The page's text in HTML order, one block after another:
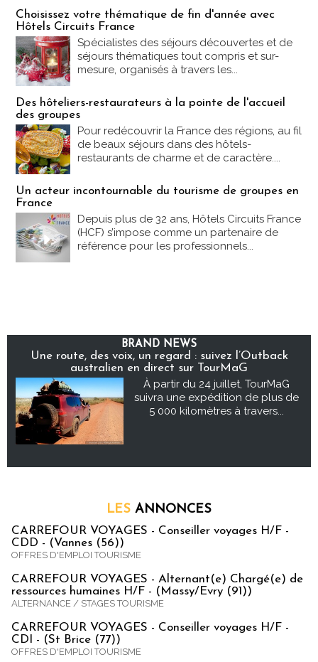
Choisissez votre thématique de fin d'année avec
Hôtels Circuits France
Spécialistes des séjours découvertes et de
séjours thématiques tout compris et sur-
mesure, organisés à travers les...
Des hôteliers-restaurateurs à la pointe de l'accueil
des groupes
Pour redécouvrir la France des régions, au fil
de beaux séjours dans des hôtels-
restaurants de charme et de caractère....
Un acteur incontournable du tourisme de groupes en
France
Depuis plus de 32 ans, Hôtels Circuits France
(HCF) s’impose comme un partenaire de
référence pour les professionnels...
BRAND NEWS
Une route, des voix, un regard : suivez l’Outback
australien en direct sur TourMaG
À partir du 24 juillet, TourMaG
suivra une expédition de plus de
5 000 kilomètres à travers...
LES ANNONCES
CARREFOUR VOYAGES - Conseiller voyages H/F -
CDD - (Vannes (56))
OFFRES D'EMPLOI TOURISME
CARREFOUR VOYAGES - Alternant(e) Chargé(e) de
ressources humaines H/F - (Massy/Evry (91))
ALTERNANCE / STAGES TOURISME
CARREFOUR VOYAGES - Conseiller voyages H/F -
CDI - (St Brice (77))
OFFRES D'EMPLOI TOURISME